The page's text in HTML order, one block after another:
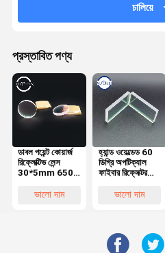
চালিয়ে
প্রস্তাবিত পণ্য
ডাবল পয়েন্ট কোয়ার্জ
রিফ্লেক্টিভ লেন্স
30*5mm 650
ভালো দাম
হ্যান্ড ওয়েল্ডেড 60
ডিগ্রি অপটিক্যাল
ফাইবার রিফ্লেক্টর
এইচআরভালো দাম